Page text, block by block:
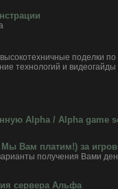
поделки
технологий и видеогайды
Alpha / Alpha game
Вам платим!) за
получения Вами
сервера Альфа